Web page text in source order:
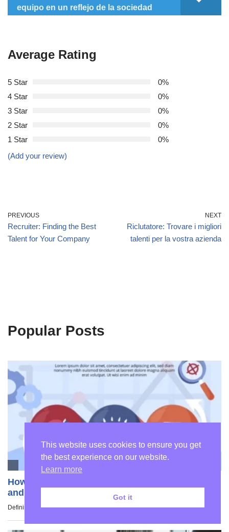
equipo en un reflejo de la sociedad
Average Rating
5 Star
0%
4 Star
0%
3 Star
0%
2 Star
0%
1 Star
0%
(Add your review)
PREVIOUS
Recruiter: Finding the Best
Talent for Your Company
NEXT
Riclutatore: Trovare i migliori
talenti per la vostra azienda
Popular Posts
This website uses cookies to ensure you get
the best experience on our website.
Learn more
Got it